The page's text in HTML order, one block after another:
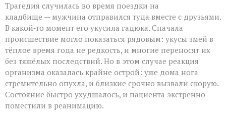
Трагедия случилась во время поездки на
кладбище — мужчина отправился туда вместе с друзьями.
В какой‑то момент его укусила гадюка. Сначала
происшествие могло показаться рядовым: укусы змей в
тёплое время года не редкость, и многие переносят их
без тяжёлых последствий. Но в этом случае реакция
организма оказалась крайне острой: уже дома нога
стремительно опухла, и близкие срочно вызвали скорую.
Состояние быстро ухудшалось, и пациента экстренно
поместили в реанимацию.